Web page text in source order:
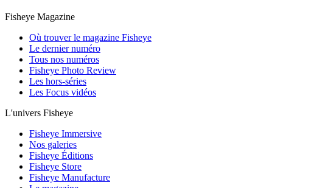
Fisheye Magazine
Où trouver le magazine Fisheye
Le dernier numéro
Tous nos numéros
Fisheye Photo Review
Les hors-séries
Les Focus vidéos
L'univers Fisheye
Fisheye Immersive
Nos galeries
Fisheye Éditions
Fisheye Store
Fisheye Manufacture